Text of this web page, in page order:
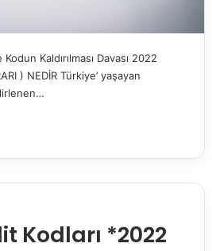
Kaldırılması Davası 2022
) NEDİR Türkiye’ yaşayan
Kodları *2022